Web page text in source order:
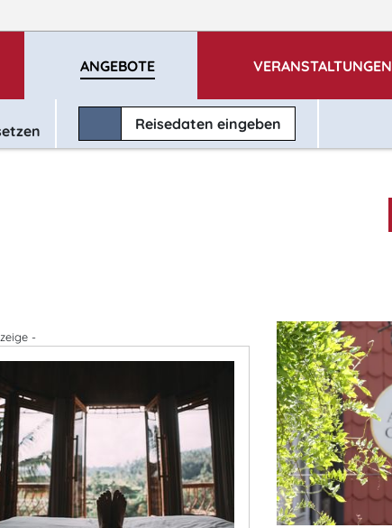
ANGEBOTE VERANSTALTUNGEN
Reisedateneingeben
-